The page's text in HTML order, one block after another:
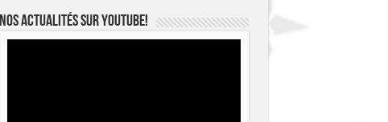
Nos actualités sur YOUTUBE!